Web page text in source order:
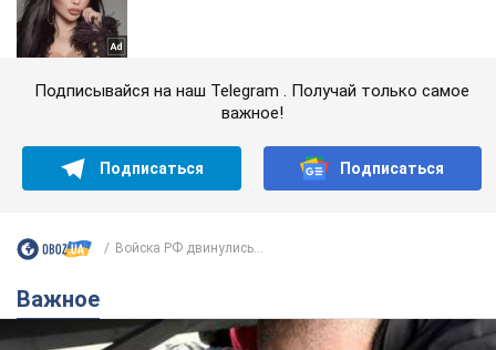
Подписывайся на наш Telegram . Получай только самое
важное!
Подписаться Подписаться
Войска РФ двинулись...
Важное